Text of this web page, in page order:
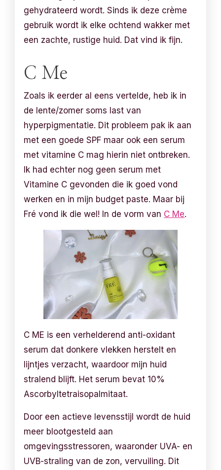
gehydrateerd wordt. Sinds ik deze crème
gebruik wordt ik elke ochtend wakker met
een zachte, rustige huid. Dat vind ik fijn.
C Me
Zoals ik eerder al eens vertelde, heb ik in
de lente/zomer soms last van
hyperpigmentatie. Dit probleem pak ik aan
met een goede SPF maar ook een serum
met vitamine C mag hierin niet ontbreken.
Ik had echter nog geen serum met
Vitamine C gevonden die ik goed vond
werken en in mijn budget paste. Maar bij
Fré vond ik die wel! In de vorm van C Me.
C ME is een verhelderend anti-oxidant
serum dat donkere vlekken herstelt en
lijntjes verzacht, waardoor mijn huid
stralend blijft. Het serum bevat 10%
Ascorbyltetraisopalmitaat.
Door een actieve levensstijl wordt de huid
meer blootgesteld aan
omgevingsstressoren, waaronder UVA- en
UVB-straling van de zon, vervuiling. Dit